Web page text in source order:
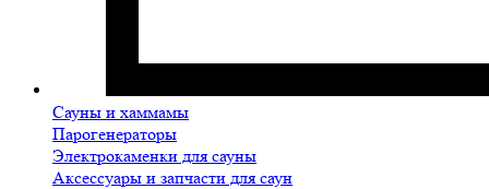
Сауны и хаммамы
Парогенераторы
Электрокаменки для сауны
Аксессуары и запчасти для саун